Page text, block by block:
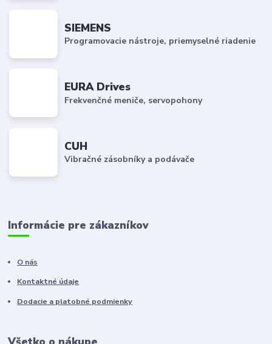
SIEMENS
Programovacie nástroje, priemyselné riadenie
EURA Drives
Frekvenčné meniče, servopohony
CUH
Vibračné zásobníky a podávače
Informácie pre zákazníkov
O nás
Kontaktné údaje
Dodacie a platobné podmienky